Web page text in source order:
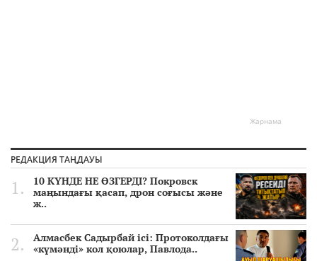
Жарнама
РЕДАКЦИЯ ТАҢДАУЫ
10 КҮНДЕ НЕ ӨЗГЕРДІ? Покровск
маңындағы қасап, дрон соғысы және
ж..
Алмасбек Садырбай ісі: Протоколдағы
«күмәнді» кол қоюлар, Павлода..